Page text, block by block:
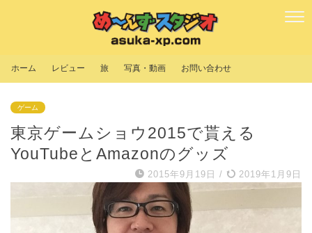
ホーム レビュー 旅 写真・動画 お問い合わせ
ゲーム
東京ゲームショウ2015で貰える
YouTubeとAmazonのグッズ
2015年9月19日 / 2019年1月9日